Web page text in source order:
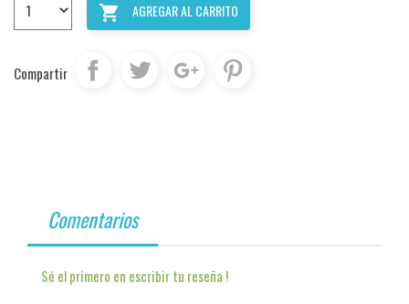
 AGREGAR AL CARRITO
Compartir
Comentarios
Sé el primero en escribir tu reseña !